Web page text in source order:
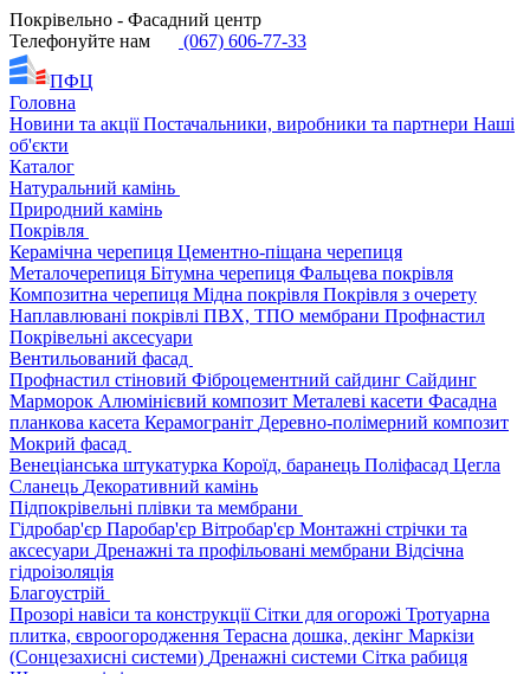
Покрівельно - Фасадний центр
Телефонуйте нам
(067) 606-77-33
ПФЦ
Головна
Новини та акціїПостачальники, виробники та партнери Наші
об'єкти
Каталог
Натуральний камінь
Природний камінь
Покрівля
Керамічна черепиця Цементно-піщана черепиця
Металочерепиця Бітумна черепиця Фальцева покрівля
Композитна черепиця Мідна покрівля Покрівля з очерету
Наплавлювані покрівлі ПВХ, ТПО мембрани Профнастил
Покрівельні аксесуари
Вентильований фасад
Профнастил стіновий Фіброцементний сайдинг Сайдинг
Марморок Алюмінієвий композит Металеві касети Фасадна
планкова касета Керамограніт Деревно-полімерний композит
Мокрий фасад
Венеціанська штукатурка Короїд, баранець Поліфасад Цегла
Сланець Декоративний камінь
Підпокрівельні плівки та мембрани
Гідробар'єр Паробар'єр Вітробар'єр Монтажні стрічки та
аксесуари Дренажні та профільовані мембрани Відсічна
гідроізоляція
Благоустрій
Прозорі навіси та конструкціїСітки для огорожі Тротуарна
плитка, євроогородження Терасна дошка, декінг Маркізи
(Сонцезахисні системи) Дренажні системи Сітка рабиця